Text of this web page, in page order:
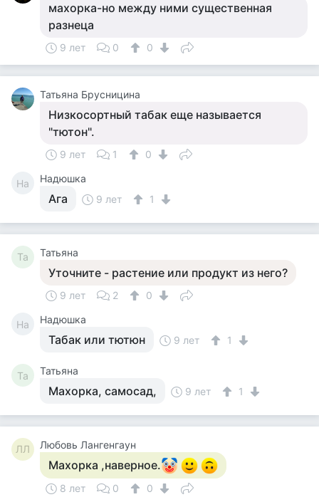
махорка-но между ними существенная
разнеца
9 лет 0 0
Татьяна Брусницина
Низкосортный табак еще называется
"тютон".
9 лет 1 0
На Надюшка
Ага 9 лет 1
Та Татьяна
Уточните - растение или продукт из него?
9 лет 2 0
На Надюшка
Табак или тютюн 9 лет 1
Та Татьяна
Махорка, самосад, 9 лет 1
ЛЛ Любовь Лангенгаун
Махорка ,наверное.
8 лет 0 0